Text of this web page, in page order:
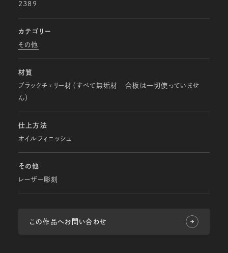
2389
カテゴリー
その他
材質
ブラックチェリー材（すべて無垢材 合板は一切使っていませ
ん）
仕上方法
オイルフィニッシュ
その他
レーザー彫刻
この作品へお問い合わせ